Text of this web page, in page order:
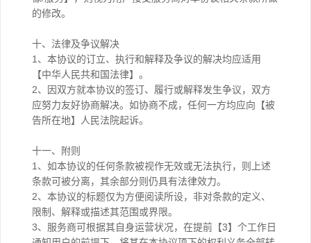
的修改。
十、法律及争议解决
1、本协议的订立、执行和解释及争议的解决均应适用
【中华人民共和国法律】。
2、因双方就本协议的签订、履行或解释发生争议，双方
应努力友好协商解决。如协商不成，任何一方均应向【被
告所在地】人民法院起诉。
十一、附则
1、如本协议的任何条款被视作无效或无法执行，则上述
条款可被分离，其余部分则仍具有法律效力。
2、本协议的标题仅为方便阅读所设，非对条款的定义、
限制、解释或描述其范围或界限。
3、服务商可根据其自身运营状况，在提前【3】个工作日